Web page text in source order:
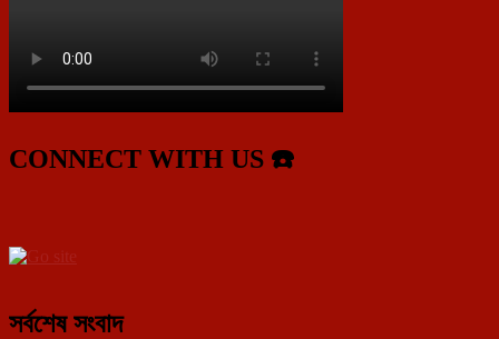
CONNECT WITH US ☎️
সর্বশেষ সংবাদ